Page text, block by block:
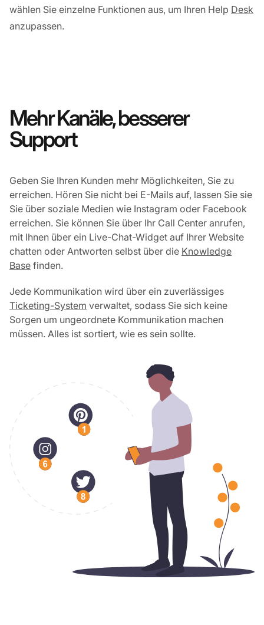
wählen Sie einzelne Funktionen aus, um Ihren Help Desk
anzupassen.
Mehr Kanäle, besserer
Support
Geben Sie Ihren Kunden mehr Möglichkeiten, Sie zu
erreichen. Hören Sie nicht bei E-Mails auf, lassen Sie sie
Sie über soziale Medien wie Instagram oder Facebook
erreichen. Sie können Sie über Ihr Call Center anrufen,
mit Ihnen über ein Live-Chat-Widget auf Ihrer Website
chatten oder Antworten selbst über die Knowledge
Base finden.
Jede Kommunikation wird über ein zuverlässiges
Ticketing-System verwaltet, sodass Sie sich keine
Sorgen um ungeordnete Kommunikation machen
müssen. Alles ist sortiert, wie es sein sollte.